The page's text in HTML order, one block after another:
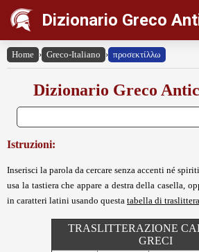
Dizionario Greco
Home › Greco-Italiano › προσεκτίλλω
Dizionario Greco
Istruzioni:
Inserisci la parola da cercare senza accenti né
usa la tastiera che appare a destra della casella,
in caratteri latini usando questa tabella di
TRASLITTERAZIONE
GRECI